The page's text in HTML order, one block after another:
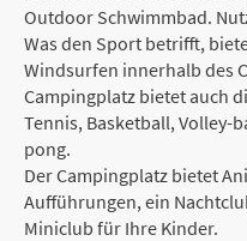
Outdoor Schwimmbad.
Was den Sport betrifft,
Windsurfen innerhalb des
Campingplatz bietet auch
Tennis, Basketball, Volley-
pong.
Der Campingplatz bietet
Aufführungen, ein
Miniclub für Ihre Kinder.